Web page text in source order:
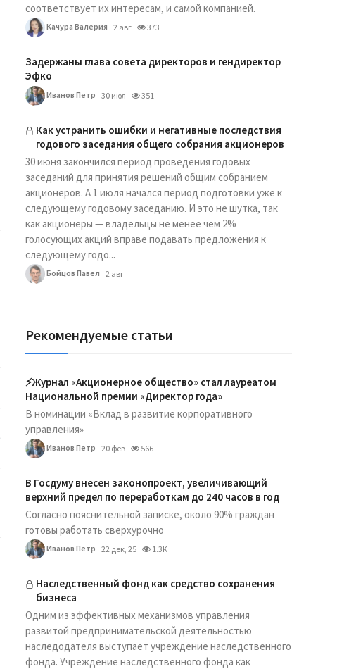
соответствует их интересам, и самой компанией.
Качура Валерия 2 авг 373
Задержаны глава совета директоров и гендиректор
Эфко
Иванов Петр 30 июл 351
Как устранить ошибки и негативные последствия
годового заседания общего собрания акционеров
30 июня закончился период проведения годовых
заседаний для принятия решений общим собранием
акционеров. А 1 июля начался период подготовки уже к
следующему годовому заседанию. И это не шутка, так
как акционеры — владельцы не менее чем 2%
голосующих акций вправе подавать предложения к
следующему годо...
Бойцов Павел 2 авг
Рекомендуемые статьи
⚡️Журнал «Акционерное общество» стал лауреатом
Национальной премии «Директор года»
В номинации «Вклад в развитие корпоративного
управления»
Иванов Петр 20 фев 566
В Госдуму внесен законопроект, увеличивающий
верхний предел по переработкам до 240 часов в год
Согласно пояснительной записке, около 90% граждан
готовы работать сверхурочно
Иванов Петр 22 дек, 25 1.3K
Наследственный фонд как средство сохранения
бизнеса
Одним из эффективных механизмов управления
развитой предпринимательской деятельностью
наследодателя выступает учреждение наследственного
фонда. Учреждение наследственного фонда как